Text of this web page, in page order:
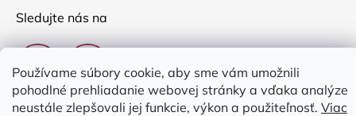
Používame súbory cookie, aby sme vám umožnili
pohodlné prehliadanie webovej stránky a vďaka analýze
neustále zlepšovali jej funkcie, výkon a použiteľnosť. Viac
Sledujte nás na